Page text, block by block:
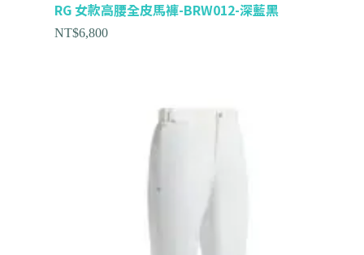
RG 女款高腰全皮馬褲-BRW012-深藍黑
NT$6,800